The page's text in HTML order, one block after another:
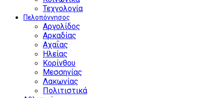
Τεχνολογία
Πελοπόννησος
Αργολίδος
Αρκαδίας
Αχαΐας
Ηλείας
Κορίνθου
Μεσσηνίας
Λακωνίας
Πολιτιστικά